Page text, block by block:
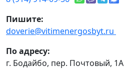
Пишите:
doverie@vitimenergosbyt.ru
По адресу:
г. Бодайбо, пер. Почтовый, 1А